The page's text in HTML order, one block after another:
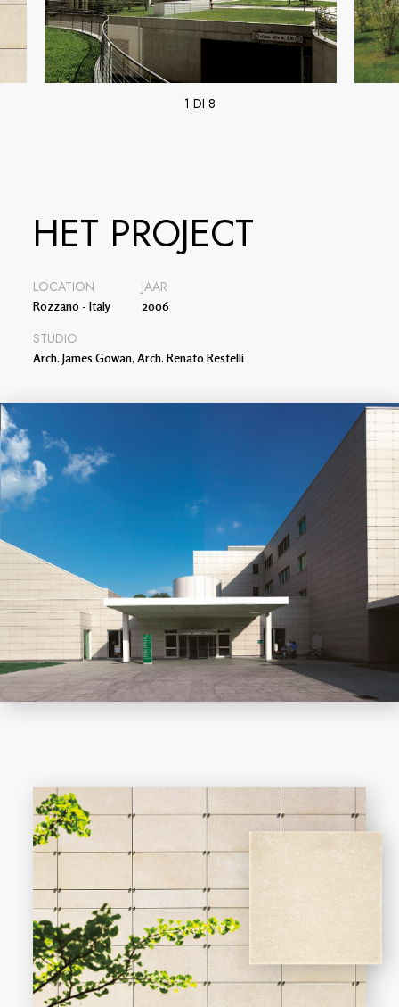
1 DI 8
HET PROJECT
LOCATION
Rozzano - Italy
JAAR
2006
STUDIO
Arch. James Gowan, Arch. Renato Restelli